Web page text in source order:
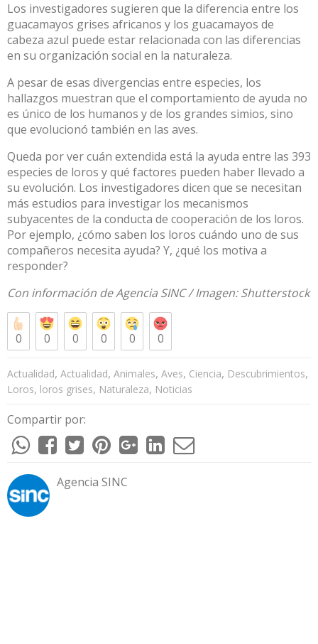
Los investigadores sugieren que la diferencia entre los
guacamayos grises africanos y los guacamayos de
cabeza azul puede estar relacionada con las diferencias
en su organización social en la naturaleza.
A pesar de esas divergencias entre especies, los
hallazgos muestran que el comportamiento de ayuda no
es único de los humanos y de los grandes simios, sino
que evolucionó también en las aves.
Queda por ver cuán extendida está la ayuda entre las 393
especies de loros y qué factores pueden haber llevado a
su evolución. Los investigadores dicen que se necesitan
más estudios para investigar los mecanismos
subyacentes de la conducta de cooperación de los loros.
Por ejemplo, ¿cómo saben los loros cuándo uno de sus
compañeros necesita ayuda? Y, ¿qué los motiva a
responder?
Con información deAgencia SINC/ Imagen:Shutterstock
0 0 0 0 0 0
Actualidad, Actualidad, Animales, Aves, Ciencia, Descubrimientos,
Loros, loros grises, Naturaleza, Noticias
Compartir por:
Agencia SINC